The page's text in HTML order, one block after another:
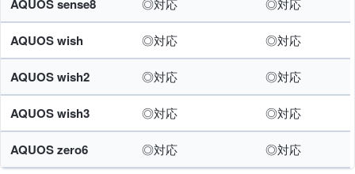
AQUOS sense8 ◎対応 ◎対応
AQUOS wish ◎対応 ◎対応
AQUOS wish2 ◎対応 ◎対応
AQUOS wish3 ◎対応 ◎対応
AQUOS zero6 ◎対応 ◎対応